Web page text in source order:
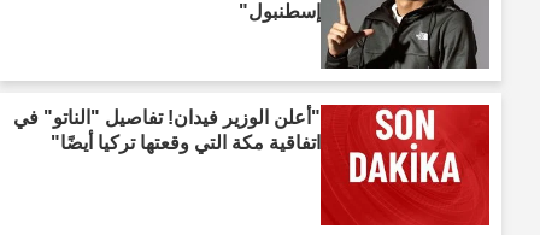
إسطنبول"
"أعلن الوزير فيدان! تفاصيل "الناتو" في
اتفاقية مكة التي وقعتها تركيا أيضًا"